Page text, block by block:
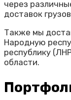
через
доставок
Также мы
Народную
республику
области.